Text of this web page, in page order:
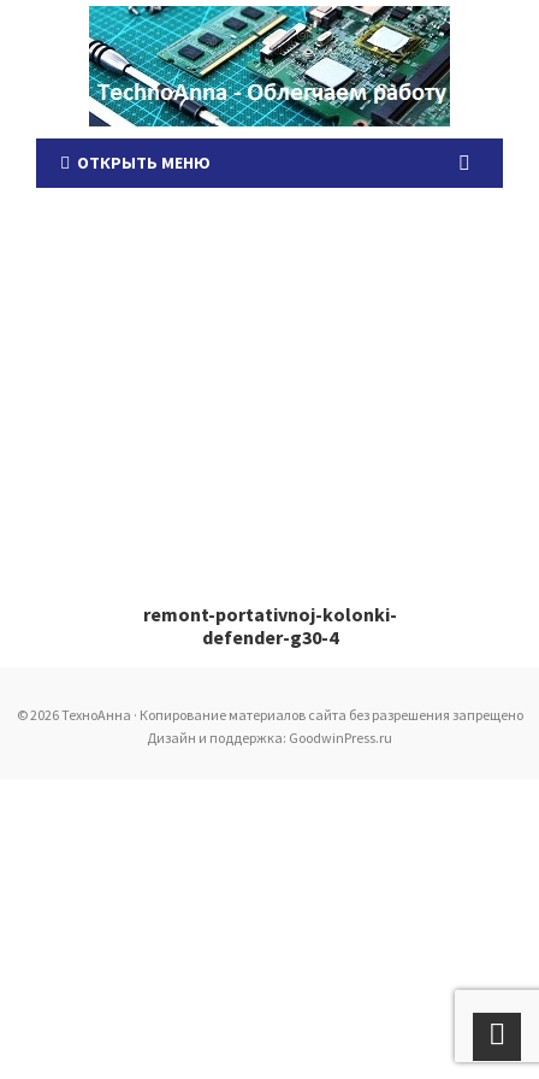
ОТКРЫТЬ МЕНЮ
remont-portativnoj-kolonki-
defender-g30-4
© 2026 ТехноАнна · Копирование материалов сайта без разрешения запрещено
Дизайн и поддержка: GoodwinPress.ru